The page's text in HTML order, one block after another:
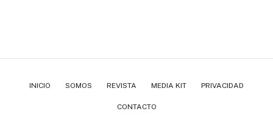
INICIO SOMOS REVISTA MEDIA KIT PRIVACIDAD
CONTACTO